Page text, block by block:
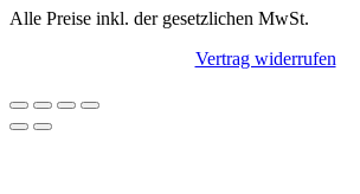
Alle Preise inkl. der gesetzlichen MwSt.
Vertrag widerrufen